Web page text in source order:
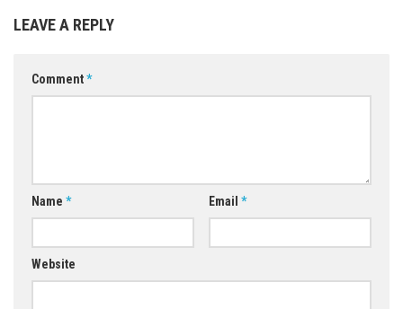
LEAVE A REPLY
Comment*
Name * Email *
Website